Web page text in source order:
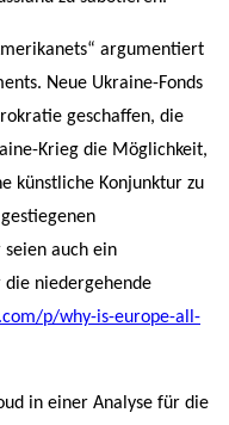
argumentiert
Neue Ukraine-Fonds
geschaffen, die
Krieg die Möglichkeit,
künstliche Konjunktur zu
seien auch ein
die niedergehende
p/why-is-europe-all-
in einer Analyse für die